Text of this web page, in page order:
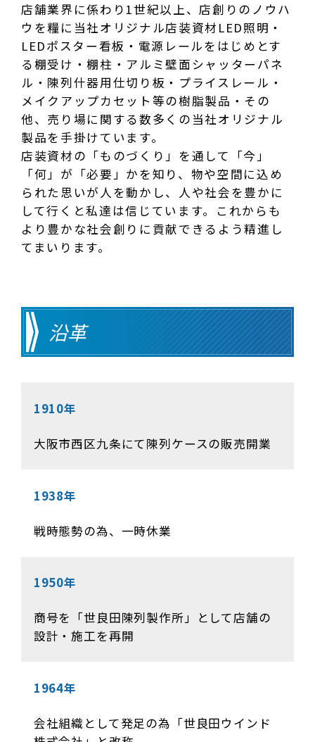
店舗業界に係わり1世紀以上、店創りのノウハ
ウを糧に当社オリジナル店装資材LED照明・
LEDポスター看板・電源レールをはじめとす
る棚受け・棚柱・アルミ壁面シャッターパネ
ル・陳列什器用仕切り板・プライスレール・
メイクアップカセット等の樹脂製品・その
他、売り場に関する数多くの当社オリジナル
製品を手掛けています。
店装資材の「ものづくり」を通して「今」
「何」が「必要」かを知り、物や空間に込め
られた思いが人を動かし、人や社会を豊かに
して行くと私達は信じています。これからも
より豊かな社会創りに貢献できるよう精進し
てまいります。
沿革
1910年
大阪市西区九条にて陳列ケースの販売開業
1938年
戦時態勢の為、一時休業
1950年
商号を「世良田陳列製作所」として店舗の
設計・施工を再開
1964年
会社組織として発足の為「世良田ウインド